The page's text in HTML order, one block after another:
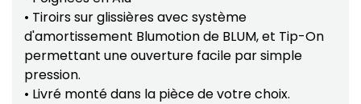
• Tiroirs sur glissières avec système
d'amortissement Blumotion de BLUM, et Tip-On
permettant une ouverture facile par simple
pression.
• Livré monté dans la pièce de votre choix.